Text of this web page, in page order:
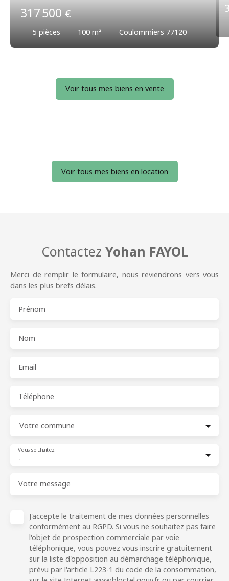
317 500€
5 pièces 100 m² Coulommiers 77120
Voir tous mes biens en vente
Voir tous mes biens en location
Contactez Yohan FAYOL
Merci de remplir le formulaire, nous reviendrons vers vous
dans les plus brefs délais.
Prénom
Nom
Email
Téléphone
Votre commune
-
Vous souhaitez
Votre message
J'accepte le traitement de mes données personnelles
conformément au RGPD. Si vous ne souhaitez pas faire
l'objet de prospection commerciale par voie
téléphonique, vous pouvez vous inscrire gratuitement
sur la liste d'opposition au démarchage téléphonique,
prévu par l'article L223-1 du code de la consommation,